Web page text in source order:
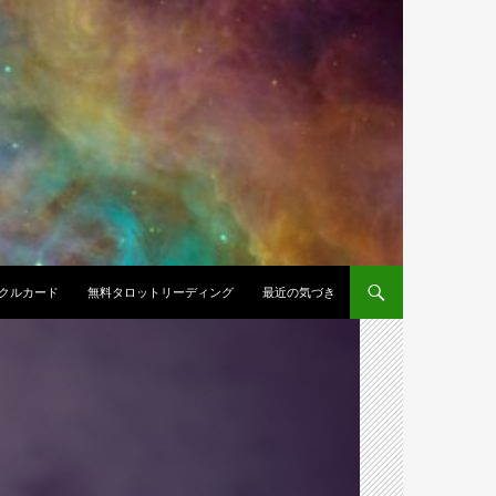
ルカード 無料タロットリーディング 最近の気づき